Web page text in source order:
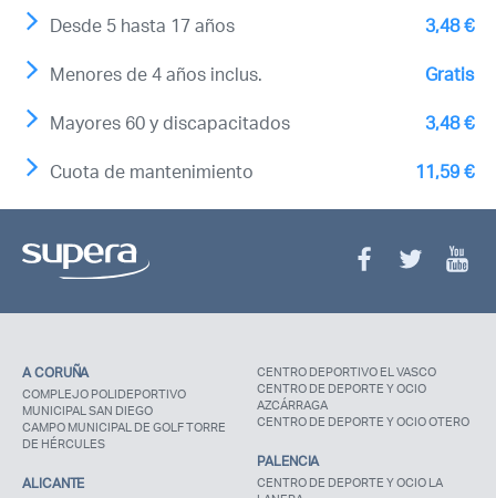
Desde 5 hasta 17 años 3,48 €
Menores de 4 años inclus. Gratis
Mayores 60 y discapacitados 3,48 €
Cuota de mantenimiento 11,59 €
A CORUÑA
COMPLEJO POLIDEPORTIVO
MUNICIPAL SAN DIEGO
CAMPO MUNICIPAL DE GOLF TORRE
DE HÉRCULES
ALICANTE
CENTRO DEPORTIVO EL VASCO
CENTRO DE DEPORTE Y OCIO
AZCÁRRAGA
CENTRO DE DEPORTE Y OCIO OTERO
PALENCIA
CENTRO DE DEPORTE Y OCIO LA